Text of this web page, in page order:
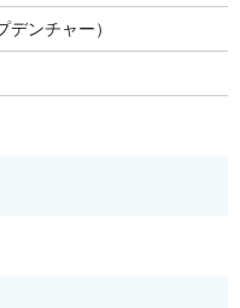
ンチャー）